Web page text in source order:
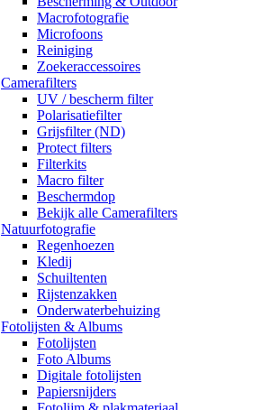
Macrofotografie
Microfoons
Reiniging
Zoekeraccessoires
Camerafilters
UV / bescherm filter
Polarisatiefilter
Grijsfilter (ND)
Protect filters
Filterkits
Macro filter
Beschermdop
Bekijk alle Camerafilters
Natuurfotografie
Regenhoezen
Kledij
Schuiltenten
Rijstenzakken
Onderwaterbehuizing
Fotolijsten & Albums
Fotolijsten
Foto Albums
Digitale fotolijsten
Papiersnijders